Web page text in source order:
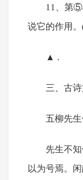
11、第⑤
说它的作用
▲ .
三、古诗
五柳先
先生不
以为号焉。